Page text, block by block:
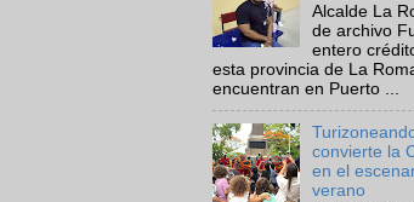
Alcalde La
de archivo
entero
esta provincia de La
encuentran en Puerto ...
convierte la
en el
verano